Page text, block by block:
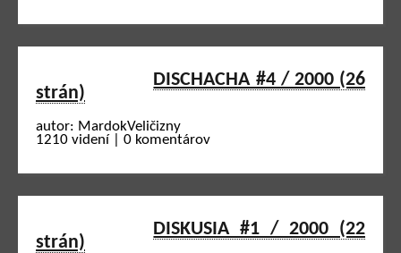
DISCHACHA #4 / 2000 (26
strán)
autor: MardokVeličizny
1210 videní | 0 komentárov
DISKUSIA #1 / 2000 (22
strán)